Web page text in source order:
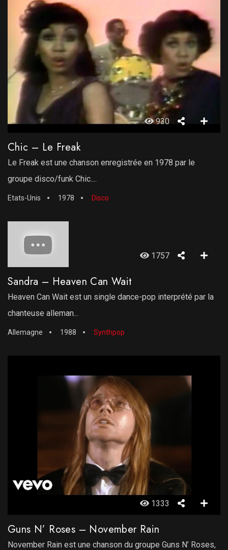
930
Chic – Le Freak
Le Freak est une chanson enregistrée en 1978 par le
groupe disco/funk Chic....
Etats-Unis 1978 Disco
1757
Sandra – Heaven Can Wait
Heaven Can Wait est un single dance-pop interprété par la
chanteuse alleman...
Allemagne 1988 Synthpop
1333
Guns N’ Roses – November Rain
November Rain est une chanson du groupe Guns N’ Roses,